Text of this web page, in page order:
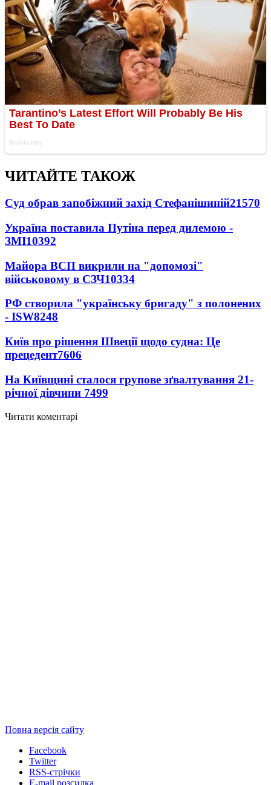
ЧИТАЙТЕ ТАКОЖ
Суд обрав запобіжний захід Стефанішиній21570
Україна поставила Путіна перед дилемою -
ЗМІ10392
Майора ВСП викрили на "допомозі"
військовому в СЗЧ10334
РФ створила "українську бригаду" з полонених
- ISW8248
Київ про рішення Швеції щодо судна: Це
прецедент7606
На Київщині сталося групове зґвалтування 21-
річної дівчини 7499
Читати коментарі
Повна версія сайту
Facebook
Twitter
RSS-стрічки
E-mail розсилка